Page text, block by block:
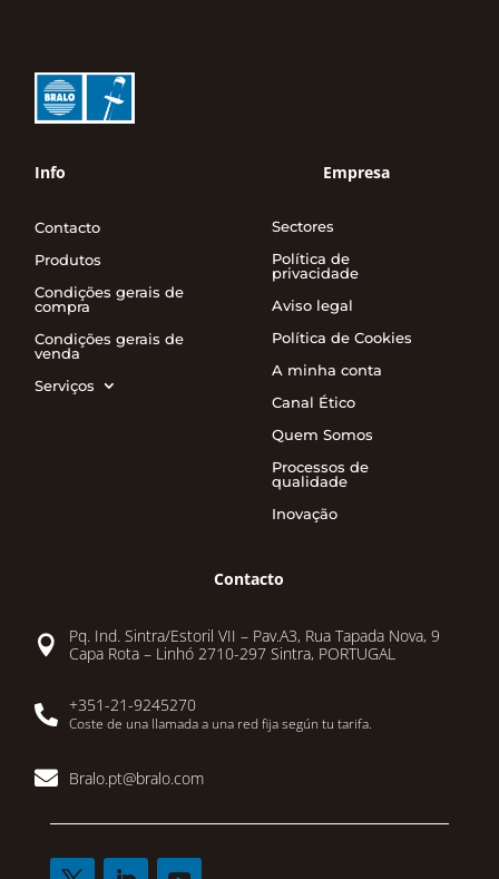
Info
Contacto
Produtos
Condições gerais de
compra
Condições gerais de
venda
Serviços
Empresa
Sectores
Política de
privacidade
Aviso legal
Política de Cookies
A minha conta
Canal Ético
Quem Somos
Processos de
qualidade
Inovação
Contacto

Pq. Ind. Sintra/Estoril VII – Pav.A3, Rua Tapada Nova, 9
Capa Rota – Linhó 2710-297 Sintra, PORTUGAL
 +351-21-9245270
Coste de una llamada a una red fija según tu tarifa.
 Bralo.pt@bralo.com